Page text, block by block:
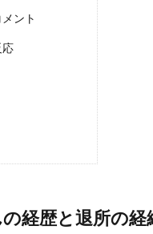
ント
応
経歴と退所の経